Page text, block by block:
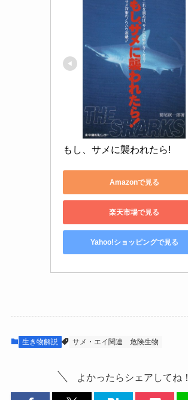
もし、サメに襲われたら!
Amazonで見る
楽天市場で見る
Yahoo!ショッピングで見る
生き物解説 サメ・エイ関連 危険生物
よかったらシェアしてね！